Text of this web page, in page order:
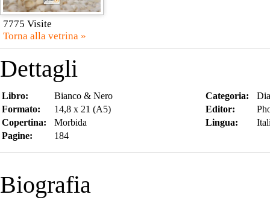
7775 Visite
Torna alla vetrina »
Dettagli
Libro:
Bianco & Nero
Formato:
14,8 x 21 (A5)
Copertina:
Morbida
Pagine:
184
Categoria:
Editor:
Lingua:
Biografia